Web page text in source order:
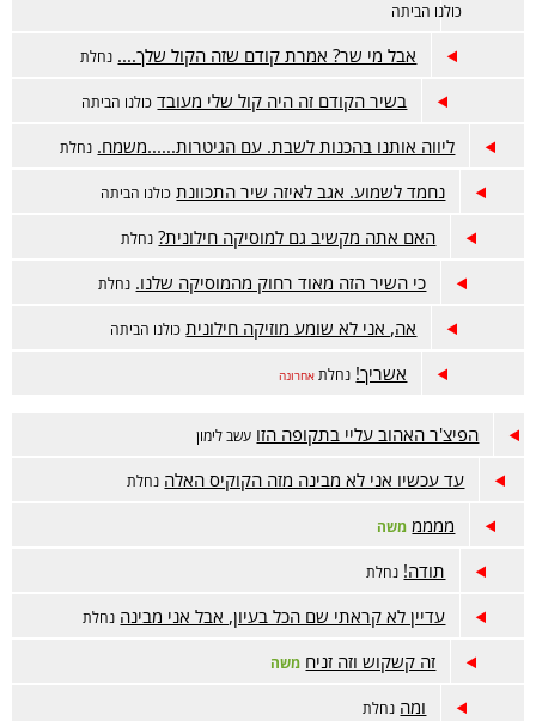
כולנו הביתה
אבל מי שר? אמרת קודם שזה הקול שלך.... נחלת
בשיר הקודם זה היה קול שלי מעובד כולנו הביתה
ליווה אותנו בהכנות לשבת. עם הגיטרות......משמח. נחלת
נחמד לשמוע. אגב לאיזה שיר התכוונת כולנו הביתה
האם אתה מקשיב גם למוסיקה חילונית? נחלת
כי השיר הזה מאוד רחוק מהמוסיקה שלנו. נחלת
אה, אני לא שומע מוזיקה חילונית כולנו הביתה
אשריך! נחלת אחרונה
הפיצ'ר האהוב עליי בתקופה הזו עשב לימון
עד עכשיו אני לא מבינה מזה הקוקיס האלה נחלת
ממממ משה
תודה! נחלת
עדיין לא קראתי שם הכל בעיון, אבל אני מבינה נחלת
זה קשקוש וזה זניח משה
ומה נחלת